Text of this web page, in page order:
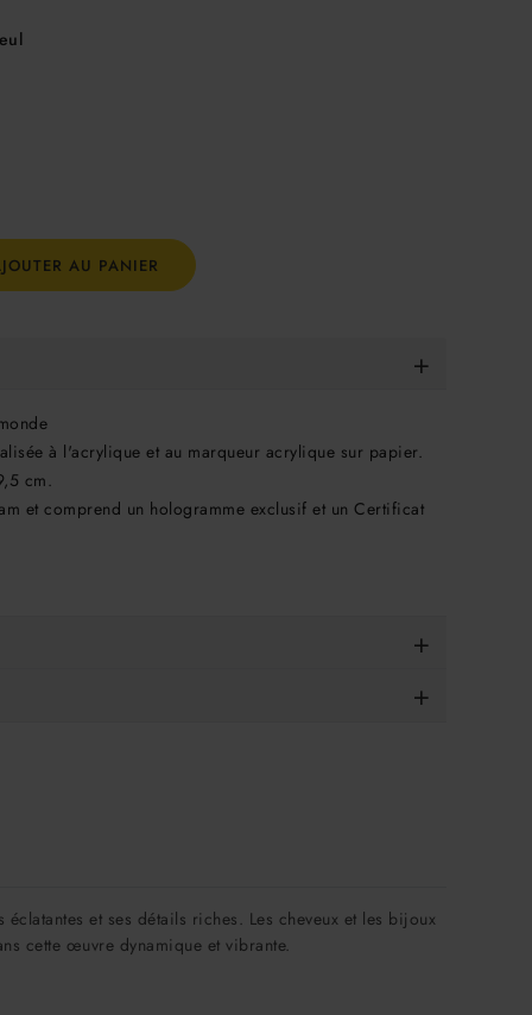
AU PANIER
à l'acrylique et au marqueur acrylique sur papier.
cm.
et comprend un hologramme exclusif et un Certificat
et ses détails riches. Les cheveux et les bijoux
cette œuvre dynamique et vibrante.